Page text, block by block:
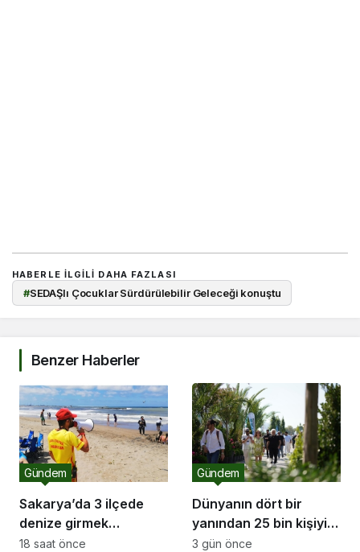
HABERLE ILGILI DAHA FAZLASI
#SEDAŞlı Çocuklar Sürdürülebilir Geleceği konuştu
Benzer Haberler
Sakarya’da 3 ilçede
denize girmek
yasaklandı
Gündem
18 saat önce
Dünyanın dört bir
yanından 25 bin kişiyi
ağırlayacak dev fuar
Gündem
3 gün önce